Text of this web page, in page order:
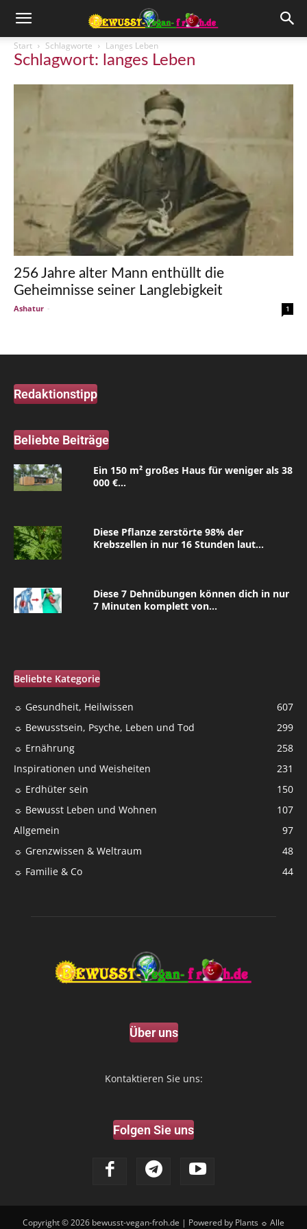
Start Schlagworte Langes Leben
Schlagwort: langes Leben
256 Jahre alter Mann enthüllt die
Geheimnisse seiner Langlebigkeit
Ashatur - 1
Redaktionstipp
Beliebte Beiträge
Ein 150 m² großes Haus für weniger als 38
000 €...
Diese Pflanze zerstörte 98% der
Krebszellen in nur 16 Stunden laut...
Diese 7 Dehnübungen können dich in nur
7 Minuten komplett von...
Beliebte Kategorie
☼ Gesundheit, Heilwissen
607
☼ Bewusstsein, Psyche, Leben und Tod
299
☼ Ernährung
258
Inspirationen und Weisheiten
231
☼ Erdhüter sein
150
☼ Bewusst Leben und Wohnen
107
Allgemein
97
☼ Grenzwissen & Weltraum
48
☼ Familie & Co
44
Über uns
Kontaktieren Sie uns:
Folgen Sie uns
Copyright © 2026 bewusst-vegan-froh.de | Powered by Plants ☼ Alle